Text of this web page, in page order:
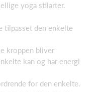
yoga stilarter.
tilpasset den enkelte
kroppen bliver
kan og har energi
for den enkelte.